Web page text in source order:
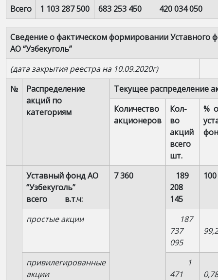
Всего
1 103 287 500 683 253 450 420 034 050
Сведение о фактическом формировании Уставного
АО “Узбекуголь”
(дата закрытия реестра на 10.09.2020г)
№
Распределение
акций по
категориям
Текущее распределение
Количество
акционеров
Кол-
во
акций
всего
шт.
%
Уставный фонд АО
“Узбекуголь”
всего в.т.ч:
7 360
189
208
145
100
простые акции
187
737
095
привилегированные
акции
1
471